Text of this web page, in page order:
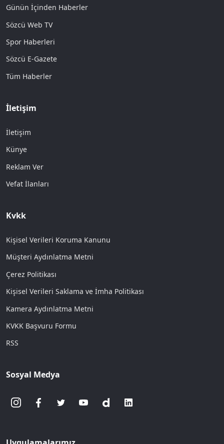
Günün İçinden Haberler
Sözcü Web TV
Spor Haberleri
Sözcü E-Gazete
Tüm Haberler
İletişim
İletişim
Künye
Reklam Ver
Vefat İlanları
Kvkk
Kişisel Verileri Koruma Kanunu
Müşteri Aydınlatma Metni
Çerez Politikası
Kişisel Verileri Saklama ve İmha Politikası
Kamera Aydınlatma Metni
KVKK Başvuru Formu
RSS
Sosyal Medya